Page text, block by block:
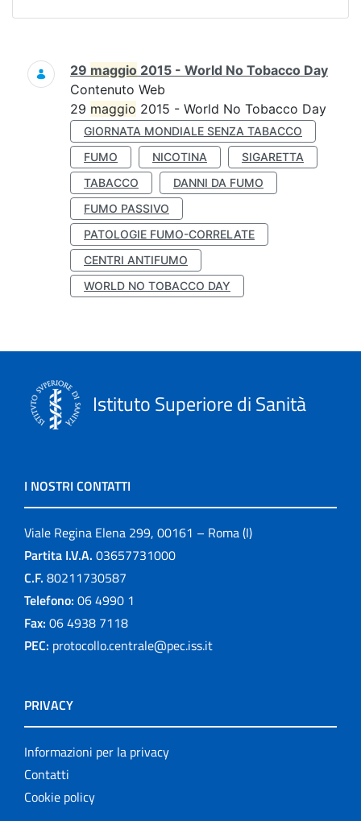
Ricerca
29 maggio 2015 - World No Tobacco Day
Contenuto Web
29 maggio 2015 - World No Tobacco Day
GIORNATA MONDIALE SENZA TABACCO
FUMO
NICOTINA
SIGARETTA
TABACCO
DANNI DA FUMO
FUMO PASSIVO
PATOLOGIE FUMO-CORRELATE
CENTRI ANTIFUMO
WORLD NO TOBACCO DAY
Istituto Superiore di Sanità
I NOSTRI CONTATTI
Viale Regina Elena 299, 00161 – Roma (I)
Partita I.V.A. 03657731000
C.F. 80211730587
Telefono: 06 4990 1
Fax: 06 4938 7118
PEC: protocollo.centrale@pec.iss.it
PRIVACY
Informazioni per la privacy
Contatti
Cookie policy